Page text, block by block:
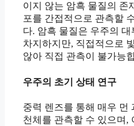
이지 않는 암흑 물질의 존
포를 간접적으로 관측할
다. 암흑 물질은 우주의 대
차지하지만, 직접적으로
않아 직접 관측이 불가능
우주의 초기 상태 연구
중력 렌즈를 통해 매우 먼
천체를 관측할 수 있으며,